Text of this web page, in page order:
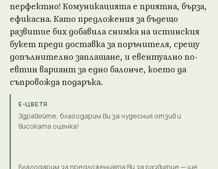
перфектно! Комуникацията е приятна, бърза,
ефикасна. Като предложения за бъдещо
развитие бих добавила снимка на истинския
букет преди доставка за поръчителя, срещу
допълнително заплащане, и евентуално по-
евтин вариант за едно балонче, което да
съпровожда подаръка.
Е-ЦВЕТЯ
Здравейте, благодарим Ви за чудесния отзив и
високата оценка!
Благодарим за предложенията Ви за развитие — ще